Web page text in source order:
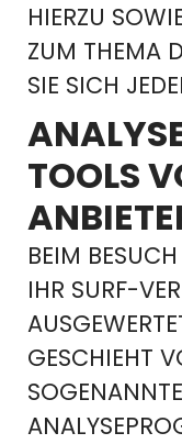
HIERZU
ZUM THEMA
SIE SICH
TOOLS
BEIM
IHR SURF-
GESCHIEHT